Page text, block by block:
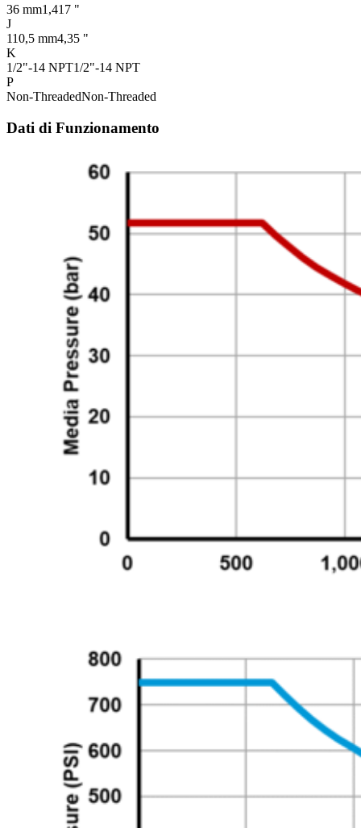
36 mm1,417 "
J
110,5 mm4,35 "
K
1/2"-14 NPT1/2"-14 NPT
P
Non-ThreadedNon-Threaded
Dati di Funzionamento